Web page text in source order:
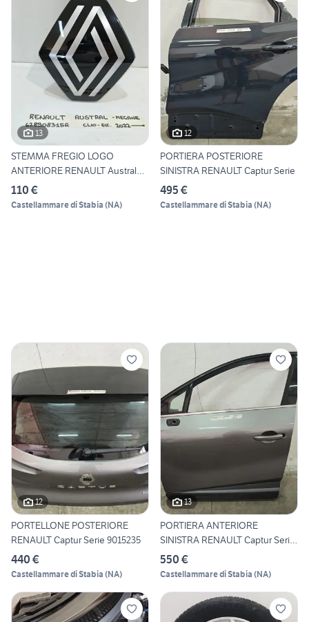
13
STEMMA FREGIO LOGO
ANTERIORE RENAULT Austral
Serie
110 €
Castellammare di Stabia (NA)
12
PORTIERA POSTERIORE
SINISTRA RENAULT Captur Serie
495 €
Castellammare di Stabia (NA)
12
PORTELLONE POSTERIORE
RENAULT Captur Serie 9015235
440 €
Castellammare di Stabia (NA)
13
PORTIERA ANTERIORE
SINISTRA RENAULT Captur Serie
8
550 €
Castellammare di Stabia (NA)